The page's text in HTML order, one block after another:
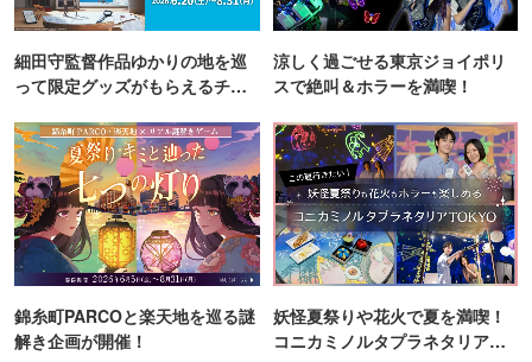
細田守監督作品ゆかりの地を巡
って限定グッズがもらえるチャ
涼しく過ごせる東京ジョイポリ
スで絶叫＆ホラーを満喫！
錦糸町PARCOと楽天地を巡る謎
解き企画が開催！
妖怪夏祭りや花火で夏を満喫！
コニカミノルタプラネタリア